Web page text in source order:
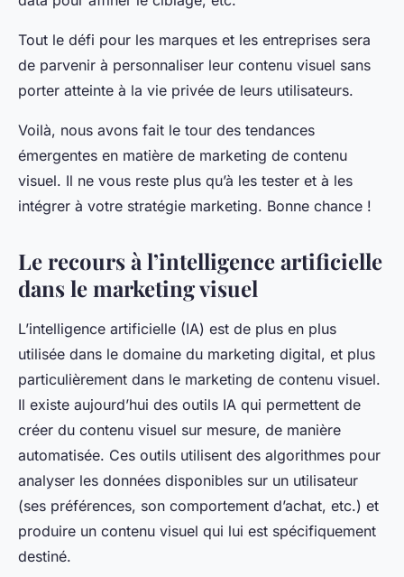
Tout le défi pour les marques et les entreprises sera
de parvenir à personnaliser leur contenu visuel sans
porter atteinte à la vie privée de leurs utilisateurs.
Voilà, nous avons fait le tour des tendances
émergentes en matière de marketing de contenu
visuel. Il ne vous reste plus qu’à les tester et à les
intégrer à votre stratégie marketing. Bonne chance !
Le recours à l’intelligence artificielle
dans le marketing visuel
L’intelligence artificielle (IA) est de plus en plus
utilisée dans le domaine du marketing digital, et plus
particulièrement dans le marketing de contenu visuel.
Il existe aujourd’hui des outils IA qui permettent de
créer du contenu visuel sur mesure, de manière
automatisée. Ces outils utilisent des algorithmes pour
analyser les données disponibles sur un utilisateur
(ses préférences, son comportement d’achat, etc.) et
produire un contenu visuel qui lui est spécifiquement
destiné.